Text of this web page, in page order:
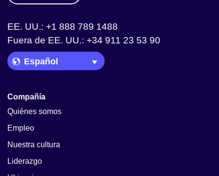
EE. UU.: +1 888 789 1488
Fuera de EE. UU.: +34 911 23 53 90
Language Picker
Compañía
Quiénes somos
Empleo
Nuestra cultura
Liderazgo